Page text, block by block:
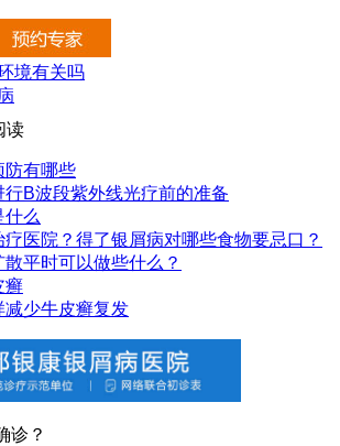
境有关吗
读
防有哪些
B波段紫外线光疗前的准备
什么
医院？得了银屑病对哪些食物要忌口？
散平时可以做些什么？
癣
减少牛皮癣复发
诊？